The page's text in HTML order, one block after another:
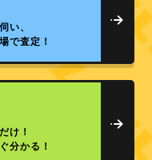
い、
で査定！
け！
分かる！